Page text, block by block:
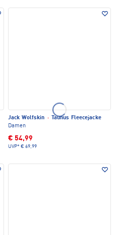
Jack Wolfskin ·
Taunus Fleecejacke
Damen
€ 54,99
UVP* € 69,99